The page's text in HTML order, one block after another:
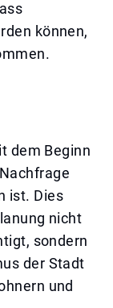
können,
dem Beginn
ist. Dies
nicht
sondern
der Stadt
und